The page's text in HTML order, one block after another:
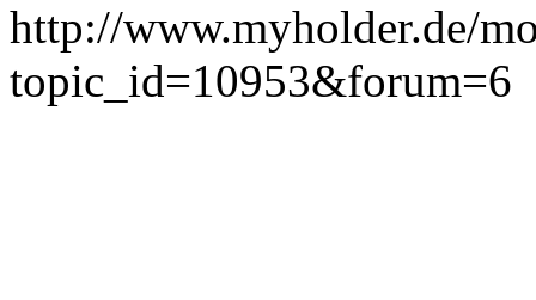
http://www.myholder.de/
topic_id=10953&forum=6